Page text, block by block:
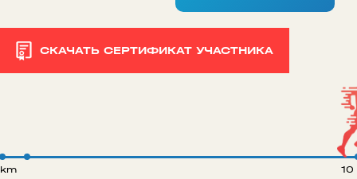
СКАЧАТЬ СЕРТИФИКАТ УЧАСТНИКА
10